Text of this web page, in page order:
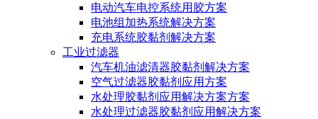
电动汽车电控系统用胶方案
电池组加热系统解决方案
充电系统胶黏剂解决方案
工业过滤器
汽车机油滤清器胶黏剂解决方案
空气过滤器胶黏剂应用方案
水处理胶黏剂应用解决方案方案
水处理过滤器胶黏剂应用解决方案